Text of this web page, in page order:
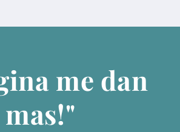
me dan